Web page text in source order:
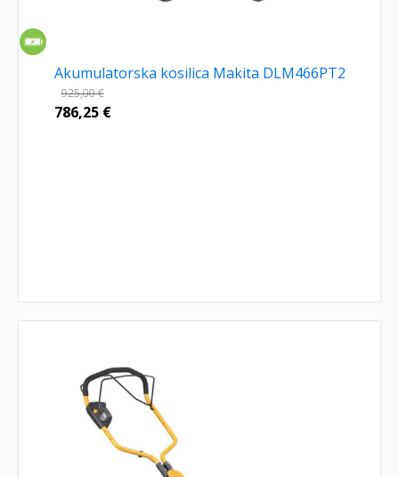
Akumulatorska kosilica Makita DLM466PT2
925,00€
786,25 €